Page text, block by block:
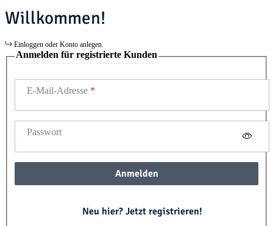
Willkommen!
Einloggen oder Konto anlegen.
Anmelden für registrierte Kunden
E-Mail-Adresse
Passwort
Anmelden
Neu hier? Jetzt registrieren!